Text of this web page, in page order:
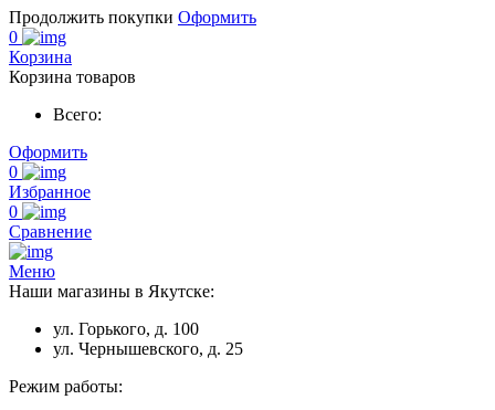
Продолжить покупки Оформить
0
Корзина
Корзина товаров
Всего:
Оформить
0
Избранное
0
Сравнение
Меню
Наши магазины в Якутске:
ул. Горького, д. 100
ул. Чернышевского, д. 25
Режим работы: